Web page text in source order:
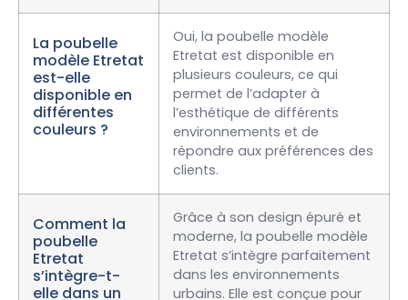
La poubelle
modèle Etretat
est-elle
disponible en
différentes
couleurs ?
Oui, la poubelle modèle
Etretat est disponible en
plusieurs couleurs, ce qui
permet de l’adapter à
l’esthétique de différents
environnements et de
répondre aux préférences des
clients.
Comment la
poubelle
Etretat
s’intègre-t-
elle dans un
Grâce à son design épuré et
moderne, la poubelle modèle
Etretat s’intègre parfaitement
dans les environnements
urbains. Elle est conçue pour